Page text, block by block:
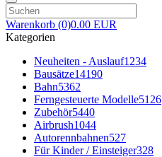
Warenkorb (0)0.00 EUR
Kategorien
Neuheiten - Auslauf1234
Bausätze14190
Bahn5362
Ferngesteuerte Modelle5126
Zubehör5440
Airbrush1044
Autorennbahnen527
Für Kinder / Einsteiger328